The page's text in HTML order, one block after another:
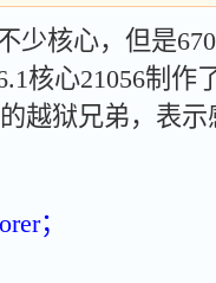
少核心，但是
核心21056制作
越狱兄弟，表
；